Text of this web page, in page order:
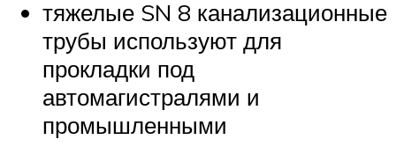
тяжелые SN 8 канализационные
трубы используют для
прокладки под
автомагистралями и
промышленными